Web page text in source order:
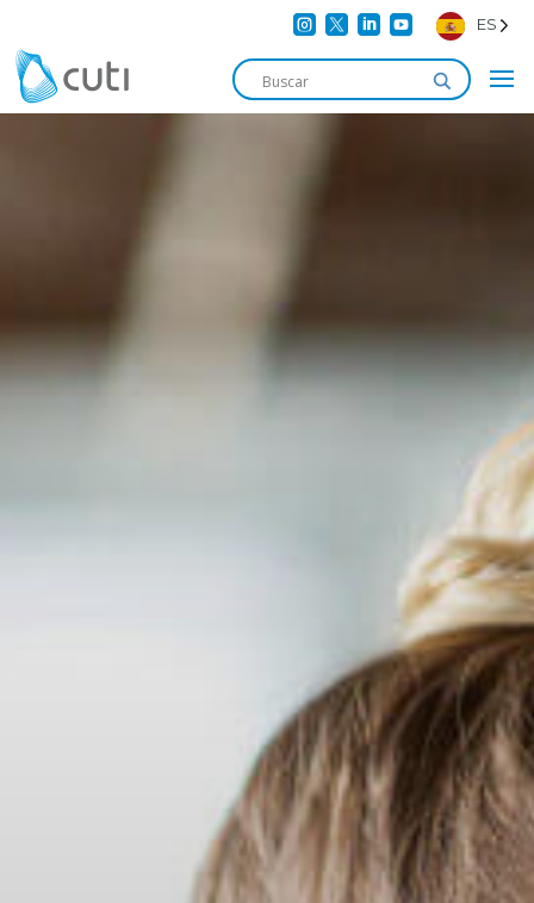
    ES